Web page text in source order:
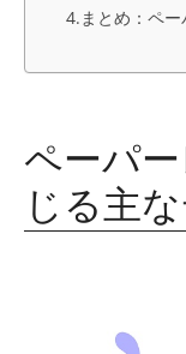
まとめ：ペ
ペーパ
じる主